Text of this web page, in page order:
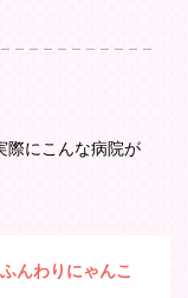
際にこんな病院が
ふんわりにゃんこ